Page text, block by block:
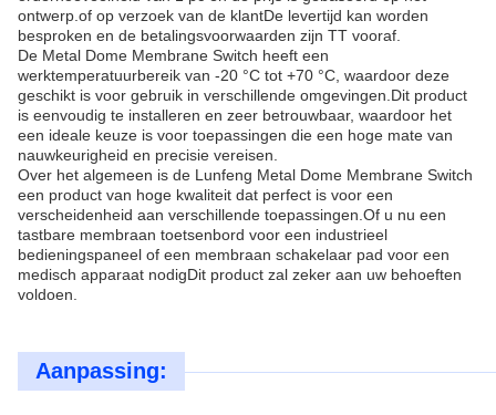
ontwerp.of op verzoek van de klantDe levertijd kan worden
besproken en de betalingsvoorwaarden zijn TT vooraf.
De Metal Dome Membrane Switch heeft een
werktemperatuurbereik van -20 °C tot +70 °C, waardoor deze
geschikt is voor gebruik in verschillende omgevingen.Dit product
is eenvoudig te installeren en zeer betrouwbaar, waardoor het
een ideale keuze is voor toepassingen die een hoge mate van
nauwkeurigheid en precisie vereisen.
Over het algemeen is de Lunfeng Metal Dome Membrane Switch
een product van hoge kwaliteit dat perfect is voor een
verscheidenheid aan verschillende toepassingen.Of u nu een
tastbare membraan toetsenbord voor een industrieel
bedieningspaneel of een membraan schakelaar pad voor een
medisch apparaat nodigDit product zal zeker aan uw behoeften
voldoen.
Aanpassing: